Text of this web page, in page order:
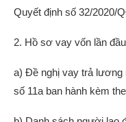
Quyết định số 32/2020/
2. Hồ sơ vay vốn lần
a) Đề nghị vay trả lương
số 11a ban hành kèm